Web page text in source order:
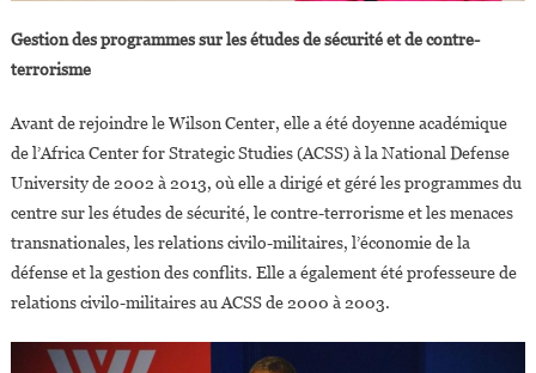
Gestion des programmes sur les études de sécurité et de contre-
terrorisme
Avant de rejoindre le Wilson Center, elle a été doyenne académique
de l’Africa Center for Strategic Studies (ACSS) à la National Defense
University de 2002 à 2013, où elle a dirigé et géré les programmes du
centre sur les études de sécurité, le contre-terrorisme et les menaces
transnationales, les relations civilo-militaires, l’économie de la
défense et la gestion des conflits. Elle a également été professeure de
relations civilo-militaires au ACSS de 2000 à 2003.